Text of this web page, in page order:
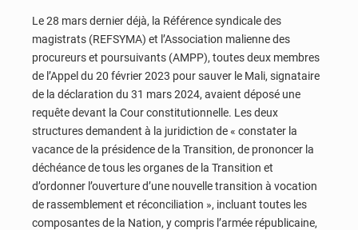
Le 28 mars dernier déjà, la Référence syndicale des
magistrats (REFSYMA) et l’Association malienne des
procureurs et poursuivants (AMPP), toutes deux membres
de l’Appel du 20 février 2023 pour sauver le Mali, signataire
de la déclaration du 31 mars 2024, avaient déposé une
requête devant la Cour constitutionnelle. Les deux
structures demandent à la juridiction de « constater la
vacance de la présidence de la Transition, de prononcer la
déchéance de tous les organes de la Transition et
d’ordonner l’ouverture d’une nouvelle transition à vocation
de rassemblement et réconciliation », incluant toutes les
composantes de la Nation, y compris l’armée républicaine,